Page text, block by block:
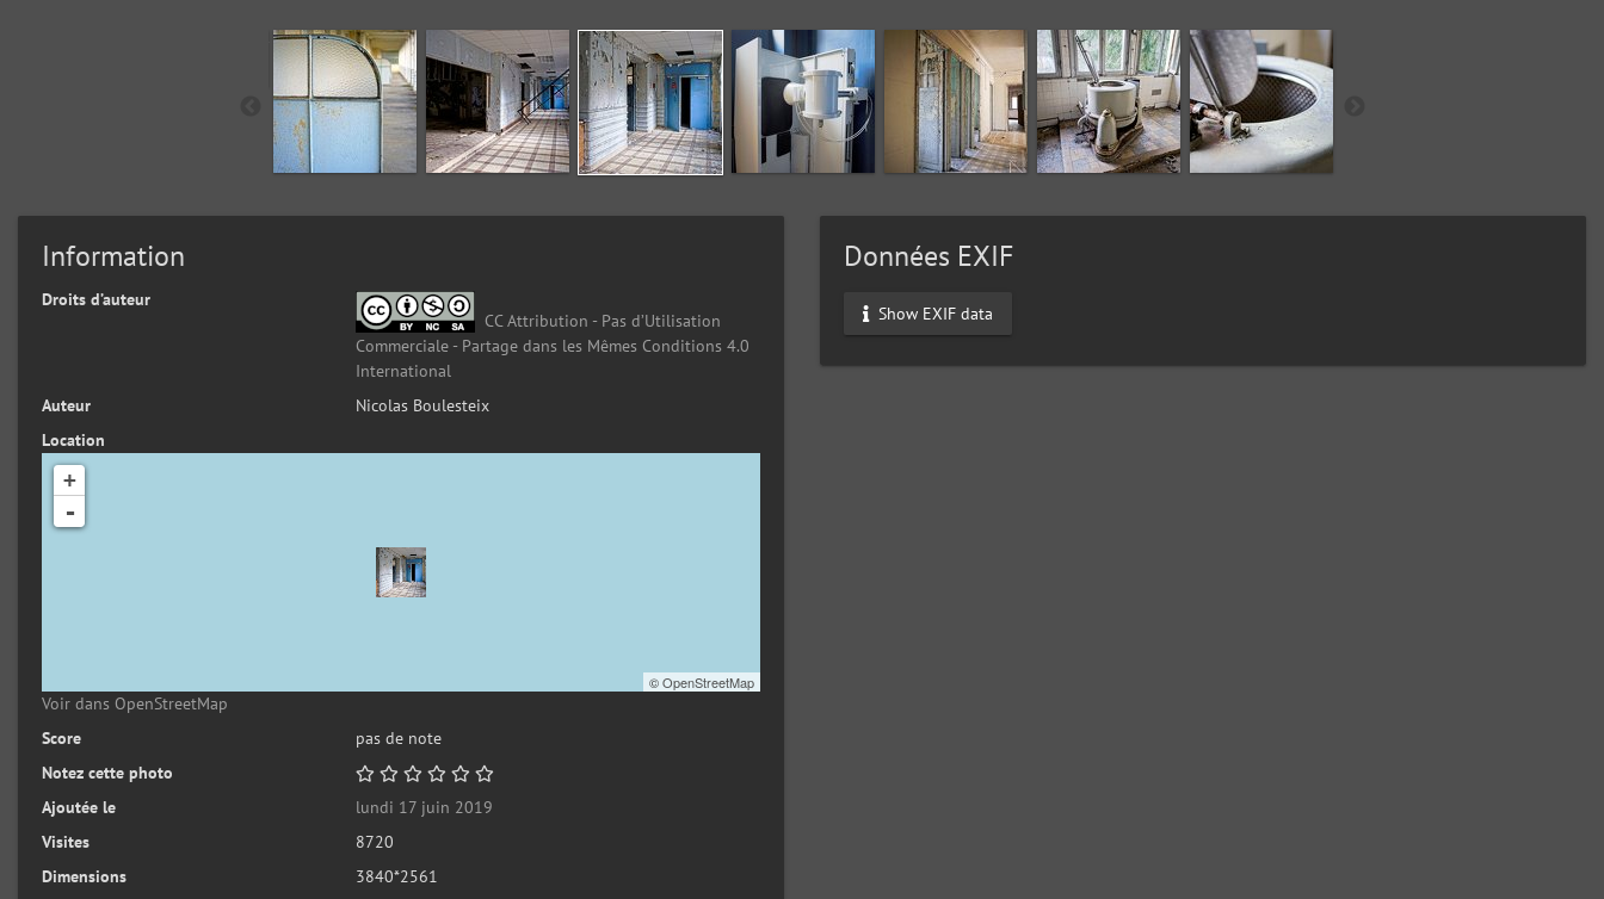
Information
Droits d’auteur
CC Attribution - Pas d’Utilisation
Commerciale - Partage dans les Mêmes Conditions 4.0
International
Auteur
Nicolas Boulesteix
Location
+
-
©OpenStreetMap
Voir dans OpenStreetMap
Score
pas de note
Notez cette photo
Ajoutée le
lundi 17 juin 2019
Visites
8720
Dimensions
3840*2561
Données EXIF
Show EXIF data